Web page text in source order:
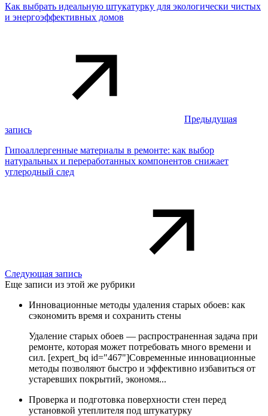
Как выбрать идеальную штукатурку для экологически чистых
и энергоэффективных домов
Предыдущая
запись
Гипоаллергенные материалы в ремонте: как выбор
натуральных и переработанных компонентов снижает
углеродный след
Следующая запись
Еще записи из этой же рубрики
Инновационные методы удаления старых обоев: как
сэкономить время и сохранить стены
Удаление старых обоев — распространенная задача при
ремонте, которая может потребовать много времени и
сил. [expert_bq id="467"]Современные инновационные
методы позволяют быстро и эффективно избавиться от
устаревших покрытий, экономя...
Проверка и подготовка поверхности стен перед
установкой утеплителя под штукатурку